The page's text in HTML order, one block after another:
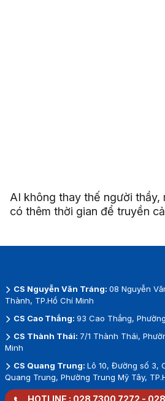
AI không thay thế người thầy,
có thêm thời gian để truyền
CS Nguyễn Văn Tráng: 08 Nguyễn
Thành, TP.Hồ Chí Minh
CS Cao Thắng: 93 Cao Thắng,
CS Thành Thái: 7/1 Thành Thái,
Minh
CS Quang Trung: Lô 10, Đường số 3,
Quang Trung, Phường Trung Mỹ Tây,